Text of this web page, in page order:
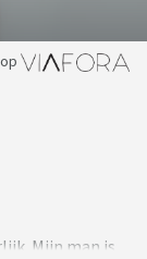
Mijn man is